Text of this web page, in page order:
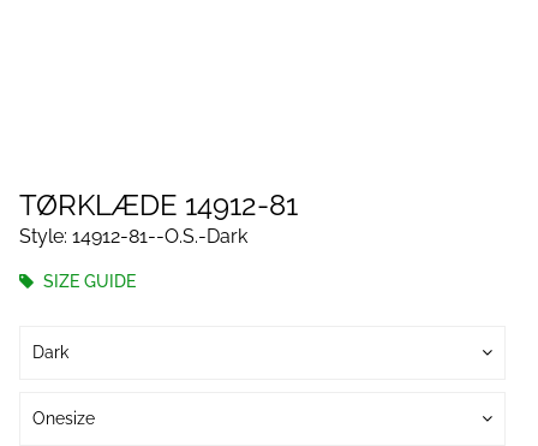
TØRKLÆDE 14912-81
Style: 14912-81--O.S.-Dark
SIZE GUIDE
Dark
Onesize